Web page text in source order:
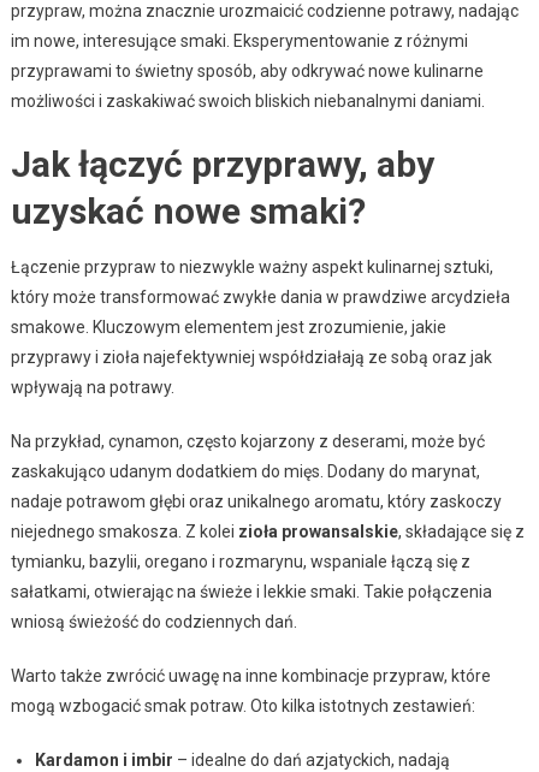
przypraw, można znacznie urozmaicić codzienne potrawy, nadając
im nowe, interesujące smaki. Eksperymentowanie z różnymi
przyprawami to świetny sposób, aby odkrywać nowe kulinarne
możliwości i zaskakiwać swoich bliskich niebanalnymi daniami.
Jak łączyć przyprawy, aby
uzyskać nowe smaki?
Łączenie przypraw to niezwykle ważny aspekt kulinarnej sztuki,
który może transformować zwykłe dania w prawdziwe arcydzieła
smakowe. Kluczowym elementem jest zrozumienie, jakie
przyprawy i zioła najefektywniej współdziałają ze sobą oraz jak
wpływają na potrawy.
Na przykład, cynamon, często kojarzony z deserami, może być
zaskakująco udanym dodatkiem do mięs. Dodany do marynat,
nadaje potrawom głębi oraz unikalnego aromatu, który zaskoczy
niejednego smakosza. Z kolei zioła prowansalskie, składające się z
tymianku, bazylii, oregano i rozmarynu, wspaniale łączą się z
sałatkami, otwierając na świeże i lekkie smaki. Takie połączenia
wniosą świeżość do codziennych dań.
Warto także zwrócić uwagę na inne kombinacje przypraw, które
mogą wzbogacić smak potraw. Oto kilka istotnych zestawień:
Kardamon i imbir – idealne do dań azjatyckich, nadają